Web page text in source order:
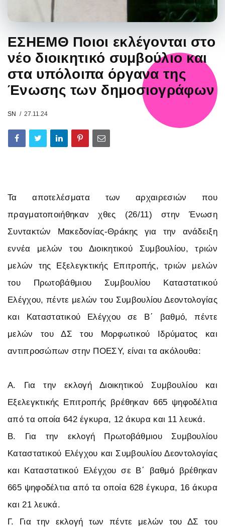
ΕΣΗΕΜΘ Ποιοι εκλέγονται στο
νέο διοικητικό συμβούλιο και
στα υπόλοιπα όργανα της
Ένωσης των δημοσιογράφων
SN 27.11.24
Τα αποτελέσματα των αρχαιρεσιών που
πραγματοποιήθηκαν χθες (26/11) στην Ένωση
Συντακτών Μακεδονίας-Θράκης για την ανάδειξη
εννέα μελών του Διοικητικού Συμβουλίου, τριών
μελών της Εξελεγκτικής Επιτροπής, τριών μελών
του Πρωτοβάθμιου Συμβουλίου Καταστατικού
Ελέγχου, πέντε μελών του Συμβουλίου Δεοντολογίας
και Καταστατικού Ελέγχου σε Β΄ βαθμό, πέντε
μελών του ΔΣ του Μορφωτικού Ιδρύματος και
αντιπροσώπων στην ΠΟΕΣΥ, είναι τα ακόλουθα:
Α. Για την εκλογή Διοικητικού Συμβουλίου και
Εξελεγκτικής Επιτροπής βρέθηκαν 665 ψηφοδέλτια
από τα οποία 642 έγκυρα, 12 άκυρα και 11 λευκά.
Β. Για την εκλογή Πρωτοβάθμιου Συμβουλίου
Καταστατικού Ελέγχου και Συμβουλίου Δεοντολογίας
και Καταστατικού Ελέγχου σε Β΄ βαθμό βρέθηκαν
665 ψηφοδέλτια από τα οποία 628 έγκυρα, 16 άκυρα
και 21 λευκά.
Γ. Για την εκλογή των πέντε μελών του ΔΣ του